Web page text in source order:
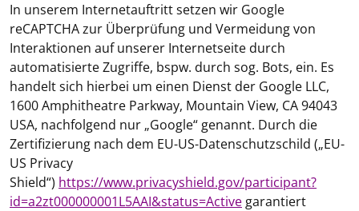
In unserem Internetauftritt setzen wir Google
reCAPTCHA zur Überprüfung und Vermeidung von
Interaktionen auf unserer Internetseite durch
automatisierte Zugriffe, bspw. durch sog. Bots, ein. Es
handelt sich hierbei um einen Dienst der Google LLC,
1600 Amphitheatre Parkway, Mountain View, CA 94043
USA, nachfolgend nur „Google“ genannt. Durch die
Zertifizierung nach dem EU-US-Datenschutzschild („EU-
US Privacy
Shield“) https://www.privacyshield.gov/participant?
id=a2zt000000001L5AAI&status=Active garantiert